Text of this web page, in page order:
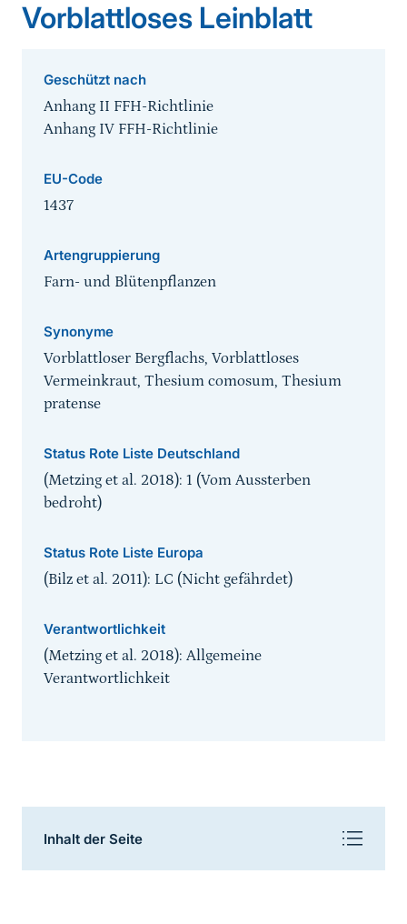
Vorblattloses Leinblatt
Geschützt nach
Anhang II FFH-Richtlinie
Anhang IV FFH-Richtlinie
EU-Code
1437
Artengruppierung
Farn- und Blütenpflanzen
Synonyme
Vorblattloser Bergflachs, Vorblattloses
Vermeinkraut, Thesium comosum, Thesium
pratense
Status Rote Liste Deutschland
(Metzing et al. 2018): 1 (Vom Aussterben
bedroht)
Status Rote Liste Europa
(Bilz et al. 2011): LC (Nicht gefährdet)
Verantwortlichkeit
(Metzing et al. 2018): Allgemeine
Verantwortlichkeit
Inhalt der Seite